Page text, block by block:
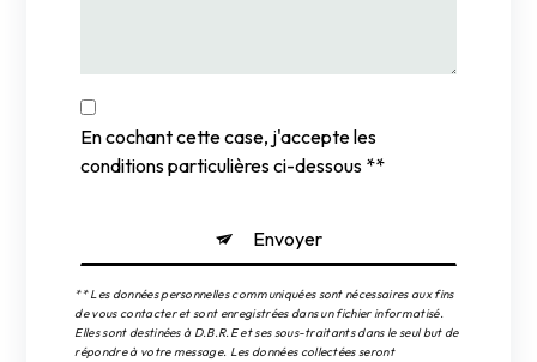
En cochant cette case, j'accepte les
conditions particulières ci-dessous **
Envoyer
** Les données personnelles communiquées sont nécessaires aux fins
de vous contacter et sont enregistrées dans un fichier informatisé.
Elles sont destinées à D.B.R.E et ses sous-traitants dans le seul but de
répondre à votre message. Les données collectées seront